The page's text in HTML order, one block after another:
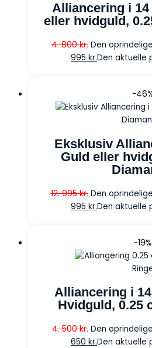
Alliancering i
eller hvidguld,
4. 800kr. Den
995 kr.Den aktuelle
-
Eksklusiv
Guld eller
12. 995kr. Den
995 kr.Den aktuelle
-19%
Alliancering i
Hvidguld, 0.25
4. 500kr. Den
650 kr.Den aktuelle